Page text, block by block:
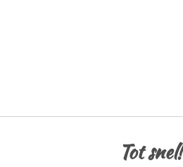
Tot snel!